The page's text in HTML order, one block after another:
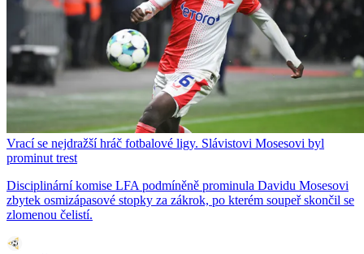
Vrací se nejdražší hráč fotbalové ligy. Slávistovi Mosesovi byl
prominut trest
Disciplinární komise LFA podmíněně prominula Davidu Mosesovi
zbytek osmizápasové stopky za zákrok, po kterém soupeř skončil se
zlomenou čelistí.